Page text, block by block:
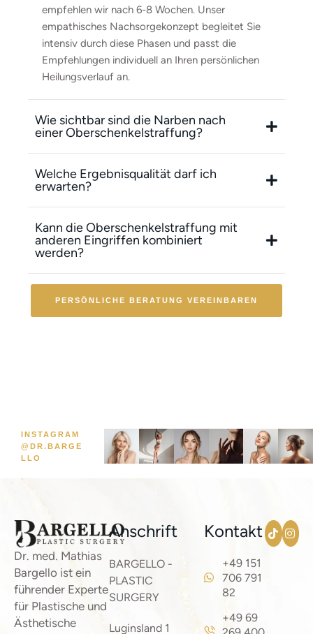
empfehlen wir nach 6-8 Wochen. Unser
empathisches Nachsorgekonzept begleitet Sie
intensiv durch diese Phasen und passt die
Empfehlungen individuell an Ihren persönlichen
Heilungsverlauf an.
Wie sichtbar sind die Narben nach
einer Oberschenkelstraffung?
Welche Ergebnisqualität darf ich
erwarten?
Kann die Oberschenkelstraffung mit
anderen Eingriffen kombiniert
werden?
PERSÖNLICHE BERATUNG VEREINBAREN
INSTAGRAM
@DR.BARGE
LLO
Dr. med. Mathias
Bargello ist ein
führender Experte
für Plastische und
Ästhetische
Anschrift
BARGELLO -
PLASTIC
SURGERY
Luginsland 1
Kontakt
+49 151
706 791
82
+49 69